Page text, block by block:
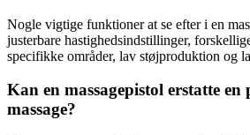
Nogle vigtige funktioner at se efter i en
justerbare hastighedsindstillinger,
specifikke områder, lav støjproduktion og
Kan en massagepistol erstatte en
massage?